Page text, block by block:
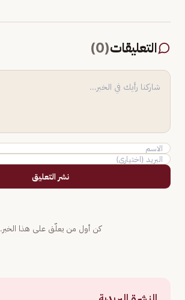
التعليقات(
0
)
نشر التعليق
كن أول من يعلّق على هذا الخبر.